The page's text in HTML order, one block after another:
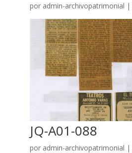
por admin-archivopatrimonial |
JQ-A01-088
por admin-archivopatrimonial |